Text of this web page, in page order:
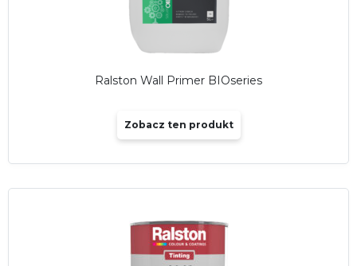
Ralston Wall Primer BIOseries
Zobacz ten produkt